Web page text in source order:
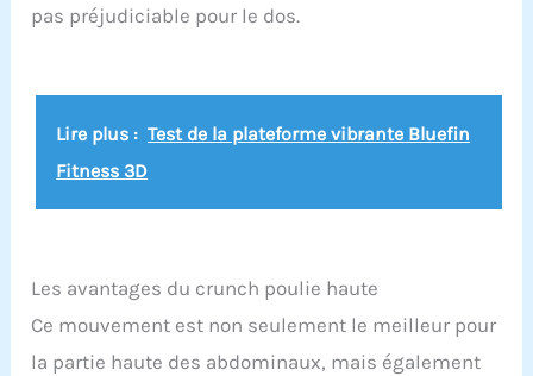
pas préjudiciable pour le dos.
Lire plus : Test de la plateforme vibrante Bluefin
Fitness 3D
Les avantages du crunch poulie haute
Ce mouvement est non seulement le meilleur pour
la partie haute des abdominaux, mais également